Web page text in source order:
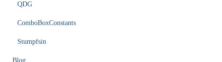
QDG
ComboBoxConstants
Stumpfsin
Blog